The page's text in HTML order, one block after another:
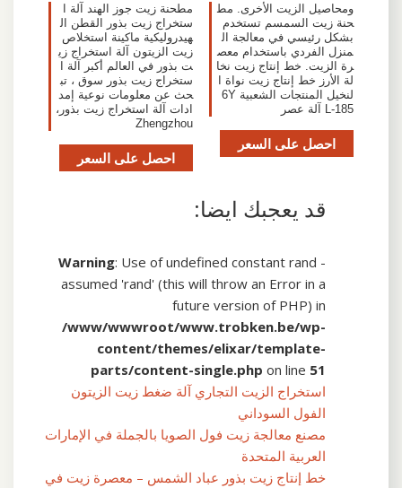
ومحاصيل الزيت الأخرى. مط
حنة زيت السمسم تستخدم
بشكل رئيسي في معالجة ال
منزل الفردي باستخدام معص
رة الزيت. خط إنتاج زيت نخا
لة الأرز خط إنتاج زيت نواة ا
لنخيل المنتجات الشعبية 6Y
L-185 آلة عصر
احصل على السعر
مطحنة زيت جوز الهند آلة ا
ستخراج زيت بذور القطن ال
هيدروليكية ماكينة استخلاص
زيت الزيتون آلة استخراج زي
ت بذور في العالم أكبر آلة ا
ستخراج زيت بذور سوق ، تب
حث عن معلومات نوعية إمد
ادات آلة استخراج زيت بذور،
Zhengzhou
احصل على السعر
قد يعجبك ايضا:
Warning: Use of undefined constant rand -
assumed 'rand' (this will throw an Error in a
future version of PHP) in
/www/wwwroot/www.trobken.be/wp-
content/themes/elixar/template-
parts/content-single.php on line 51
استخراج الزيت التجاري آلة ضغط زيت الزيتون
الفول السوداني
مصنع معالجة زيت فول الصويا بالجملة في الإمارات
العربية المتحدة
خط إنتاج زيت بذور عباد الشمس – معصرة زيت في